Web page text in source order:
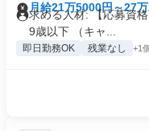
月給21万5000円～27
求める人材: 【応募資
9歳以下 （キャ...
即日勤務OK 残業なし +1